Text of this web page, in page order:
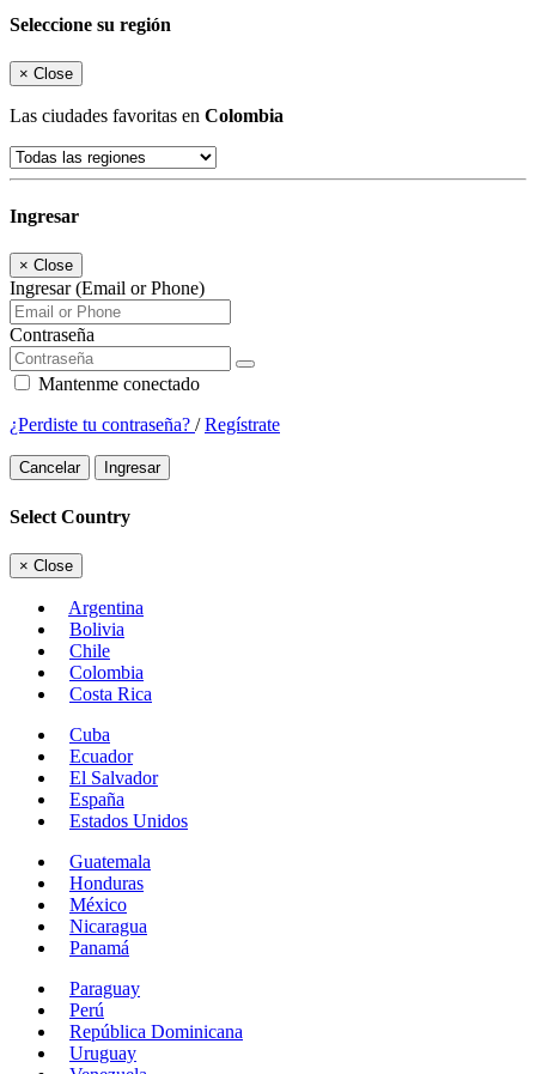
Seleccione su región
× Close
Las ciudades favoritas en Colombia
Ingresar
× Close
Ingresar (Email or Phone)
Contraseña
Mantenme conectado
¿Perdiste tu contraseña? /Regístrate
Cancelar Ingresar
Select Country
× Close
Argentina
Bolivia
Chile
Colombia
Costa Rica
Cuba
Ecuador
El Salvador
España
Estados Unidos
Guatemala
Honduras
México
Nicaragua
Panamá
Paraguay
Perú
República Dominicana
Uruguay